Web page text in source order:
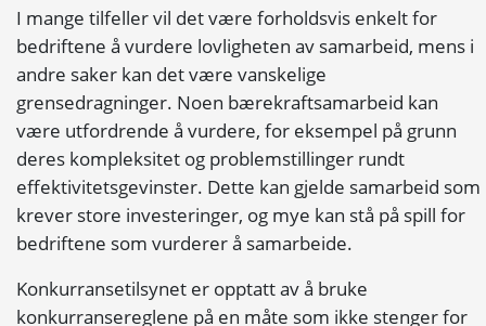
I mange tilfeller vil det være forholdsvis enkelt for
bedriftene å vurdere lovligheten av samarbeid, mens i
andre saker kan det være vanskelige
grensedragninger. Noen bærekraftsamarbeid kan
være utfordrende å vurdere, for eksempel på grunn
deres kompleksitet og problemstillinger rundt
effektivitetsgevinster. Dette kan gjelde samarbeid som
krever store investeringer, og mye kan stå på spill for
bedriftene som vurderer å samarbeide.
Konkurransetilsynet er opptatt av å bruke
konkurransereglene på en måte som ikke stenger for